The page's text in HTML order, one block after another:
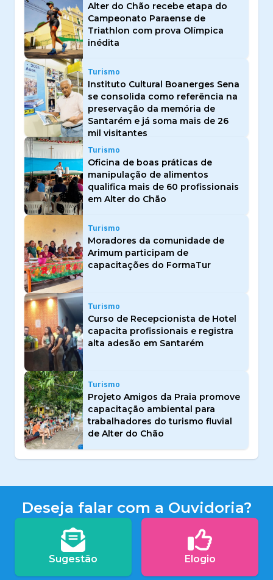
Alter do Chão recebe etapa do
Campeonato Paraense de
Triathlon com prova Olímpica
inédita
Turismo
Instituto Cultural Boanerges Sena
se consolida como referência na
preservação da memória de
Santarém e já soma mais de 26
mil visitantes
Turismo
Oficina de boas práticas de
manipulação de alimentos
qualifica mais de 60 profissionais
em Alter do Chão
Turismo
Moradores da comunidade de
Arimum participam de
capacitações do FormaTur
Turismo
Curso de Recepcionista de Hotel
capacita profissionais e registra
alta adesão em Santarém
Turismo
Projeto Amigos da Praia promove
capacitação ambiental para
trabalhadores do turismo fluvial
de Alter do Chão
Deseja falar com a Ouvidoria?
Sugestão Elogio